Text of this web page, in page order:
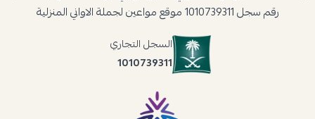
رقم سجل 1010739311 موقع مواعين لجملة الاواني المنزلية
السجل التجاري
1010739311